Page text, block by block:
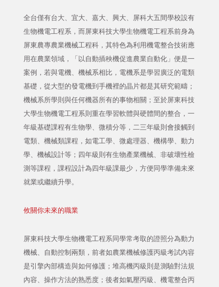
全台僅有台大、宜大、嘉大、興大、屏科大五間學校設有
生物機電工程系，而屏東科技大學生物機電工程系前身為
屏東農專農業機械工程科，其特色為利用機電整合技術應
用在農業領域，「以自動插秧機促進農業自動化」便是一
案例，若與電機、機械系相比，電機系是學習廣泛的電類
基礎，從大型的發電機到手機裡的晶片都是其研究範疇；
機械系所學則與任何機器所有的事物相關；至於屏東科技
大學生物機電工程系則重在學習軟體與硬體間的整合，一
年級基礎課程有生物學、微積分等，二三年級則會接觸到
電類、機械類課程，如電工學、微處理器、機構學、動力
學、機械設計等；四年級則有生物產業機械、非破壞性檢
測等課程，課程設計為四年級課最少，方便同學準備未來
就業或繼續升學。
攸關你未來的職業
屏東科技大學生物機電工程系同學常考取的證照分為動力
機械、自動控制兩類，前者如農業機械修護丙級考試內容
是引擎內部構造與如何修護；堆高機丙級則是測驗對法規
內容、操作方法的熟悉度；後者如氣壓丙級、機電整合丙